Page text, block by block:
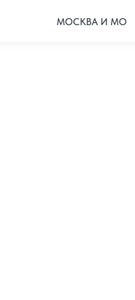
МОСКВА И МО